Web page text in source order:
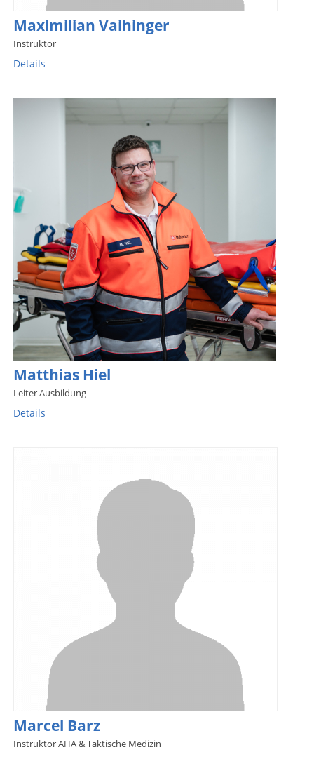
Maximilian Vaihinger
Instruktor
Details
Matthias Hiel
Leiter Ausbildung
Details
Marcel Barz
Instruktor AHA & Taktische Medizin